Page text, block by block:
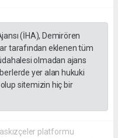
(İHA), Demirören
tarafından eklenen tüm
olmadan ajans
yer alan hukuki
sitemizin hiç bir
platformu